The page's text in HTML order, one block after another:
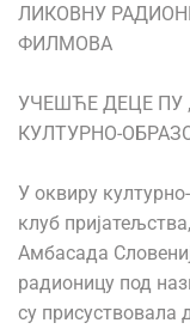
ЛИКОВНУ
ФИЛМОВА
УЧЕШЋЕ ДЕЦЕ ПУ
КУЛТУРНО-
У оквиру
клуб
Амбасада
радионицу под
су присуствовала